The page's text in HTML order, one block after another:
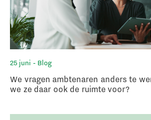
25 juni - Blog
We vragen ambtenaren anders te
we ze daar ook de ruimte voor?